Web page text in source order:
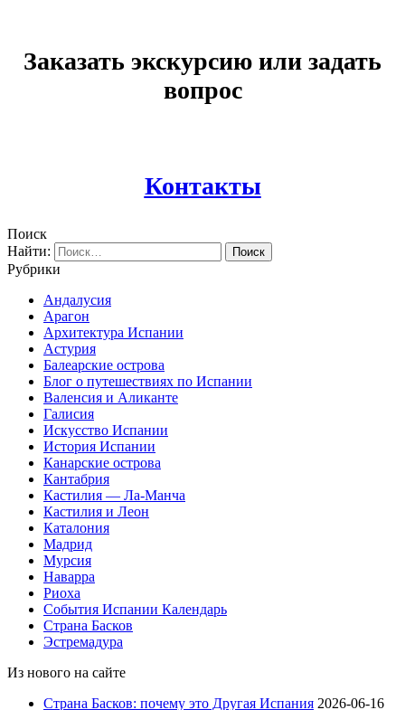
Заказать экскурсию или задать
вопрос
Контакты
Поиск
Найти:
Рубрики
Андалусия
Арагон
Архитектура Испании
Астурия
Балеарские острова
Блог о путешествиях по Испании
Валенсия и Аликанте
Галисия
Искусство Испании
История Испании
Канарские острова
Кантабрия
Кастилия — Ла-Манча
Кастилия и Леон
Каталония
Мадрид
Мурсия
Наварра
Риоха
События Испании Календарь
Страна Басков
Эстремадура
Из нового на сайте
Страна Басков: почему это Другая Испания 2026-06-16